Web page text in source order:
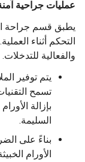
عمليات جراحية
يطبق قسم جراحة
التحكم أثناء
والفعالية للتدخلات.
يتم توفير
تسمح
بإزالة
السليمة.
بناءً على
الأورام